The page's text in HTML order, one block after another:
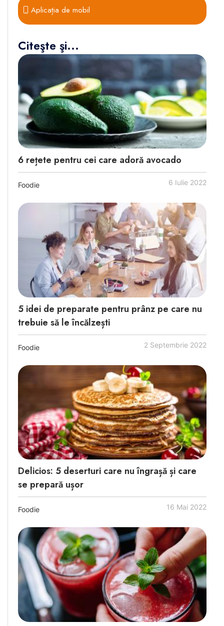
Aplicația de mobil
Citeşte şi...
6 rețete pentru cei care adoră avocado
Foodie 6 Iulie 2022
5 idei de preparate pentru prânz pe care nu
trebuie să le încălzești
Foodie 2 Septembrie 2022
Delicios: 5 deserturi care nu îngrașă și care
se prepară ușor
Foodie 16 Mai 2022